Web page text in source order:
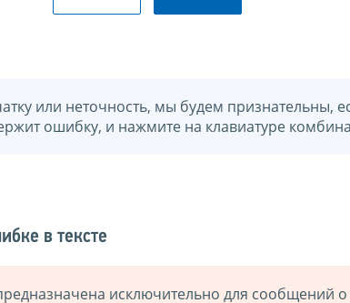
или неточность, мы будем признательны,
ошибку, и нажмите на клавиатуре
в тексте
исключительно для сообщений о